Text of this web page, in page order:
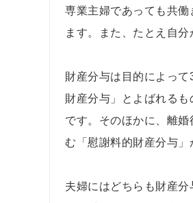
専業主婦であっても共
ます。また、たとえ自
財産分与は目的によっ
財産分与」とよばれる
です。そのほかに、離
む「慰謝料的財産分与」
夫婦にはどちらも財産